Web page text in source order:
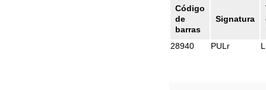
Código
de
barras
Signatura
28940
PULr